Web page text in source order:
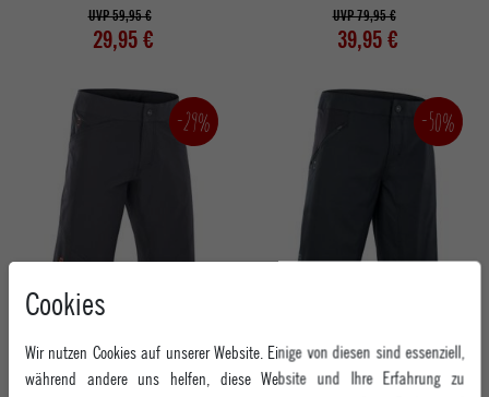
UVP 59,95 €
29,95 €
UVP 79,95 €
39,95 €
-29%
ION HERREN BIKE HOSE BIKESHORTS
900 BLACK
-50%
900 BLACK
Cookies
Wir nutzen Cookies auf unserer Website. Einige von diesen sind essenziell,
während andere uns helfen, diese Website und Ihre Erfahrung zu